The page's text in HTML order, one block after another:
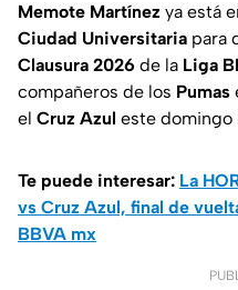
Memote Martínez ya está
Ciudad Universitaria para
Clausura 2026 de la Liga
compañeros de los Pumas
el Cruz Azul este domingo
Te puede interesar: La
vs Cruz Azul, final de
BBVA mx